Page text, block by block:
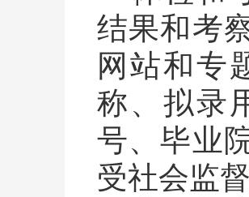
结果和考
网站和专
称、拟录
号、毕业
受社会监